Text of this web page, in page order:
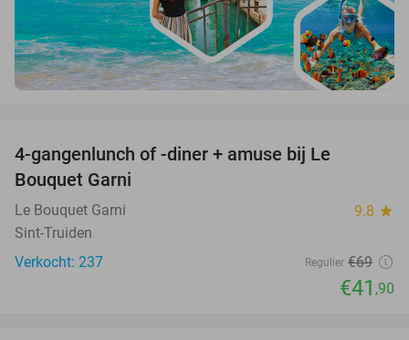
4-gangenlunch of -diner + amuse bij Le
Bouquet Garni
Le Bouquet Garni 9.8 star
Sint-Truiden
Verkocht: 237
Regulier €69
€41 ,90